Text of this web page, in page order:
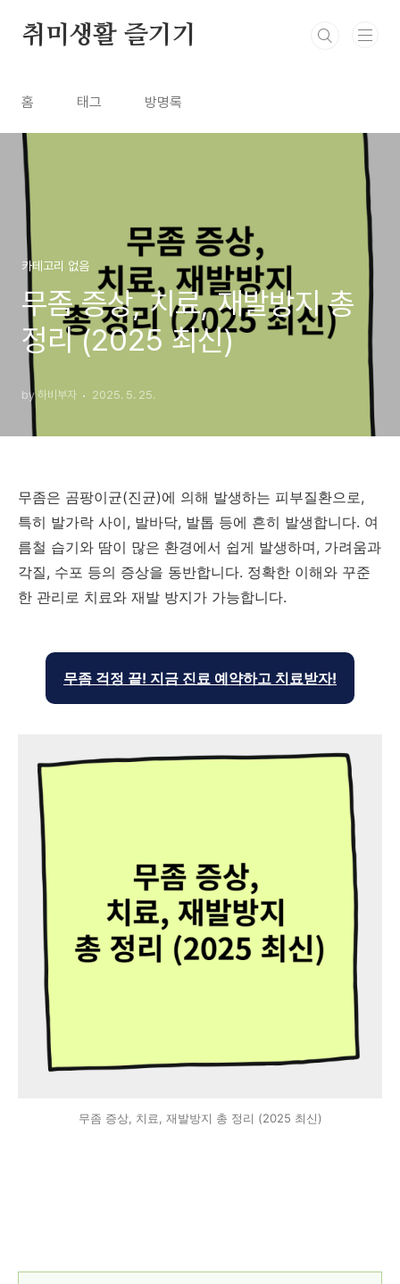
취미생활 즐기기
홈 태그 방명록
카테고리 없음
무좀 증상, 치료, 재발방지 총
정리 (2025 최신)
by 하비부자 2025. 5. 25.
무좀은 곰팡이균(진균)에 의해 발생하는 피부질환으로,
특히 발가락 사이, 발바닥, 발톱 등에 흔히 발생합니다. 여
름철 습기와 땀이 많은 환경에서 쉽게 발생하며, 가려움과
각질, 수포 등의 증상을 동반합니다. 정확한 이해와 꾸준
한 관리로 치료와 재발 방지가 가능합니다.
무좀 걱정 끝! 지금 진료 예약하고 치료받자!
무좀 증상, 치료, 재발방지 총 정리 (2025 최신)